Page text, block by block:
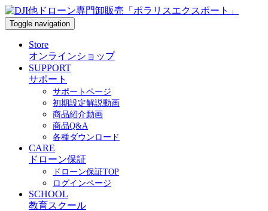
Toggle navigation
Store
オンラインショップ
SUPPORT
サポート
サポートページ
初期設定解説動画
商品紹介動画
商品Q&A
各種ダウンロード
CARE
ドローン保証
ドローン保証TOP
ログインページ
SCHOOL
教育スクール